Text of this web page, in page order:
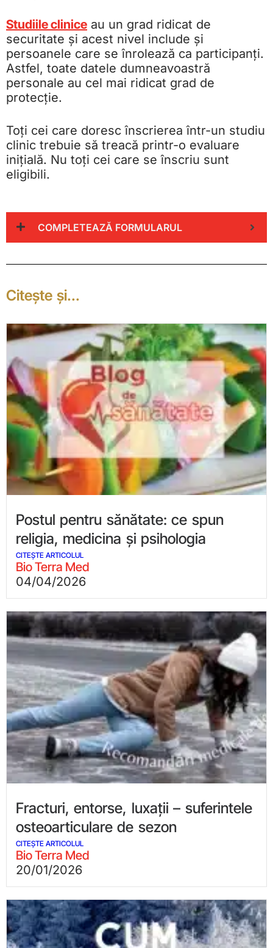
Studiile clinice au un grad ridicat de
securitate și acest nivel include și
persoanele care se înrolează ca participanți.
Astfel, toate datele dumneavoastră
personale au cel mai ridicat grad de
protecție.
Toți cei care doresc înscrierea într-un studiu
clinic trebuie să treacă printr-o evaluare
inițială. Nu toți cei care se înscriu sunt
eligibili.
COMPLETEAZĂ FORMULARUL
Citește și...
Postul pentru sănătate: ce spun
religia, medicina și psihologia
CITEȘTE ARTICOLUL
Bio Terra Med
04/04/2026
Fracturi, entorse, luxații – suferintele
osteoarticulare de sezon
CITEȘTE ARTICOLUL
Bio Terra Med
20/01/2026